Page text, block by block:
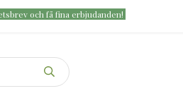
och få fina erbjudanden!